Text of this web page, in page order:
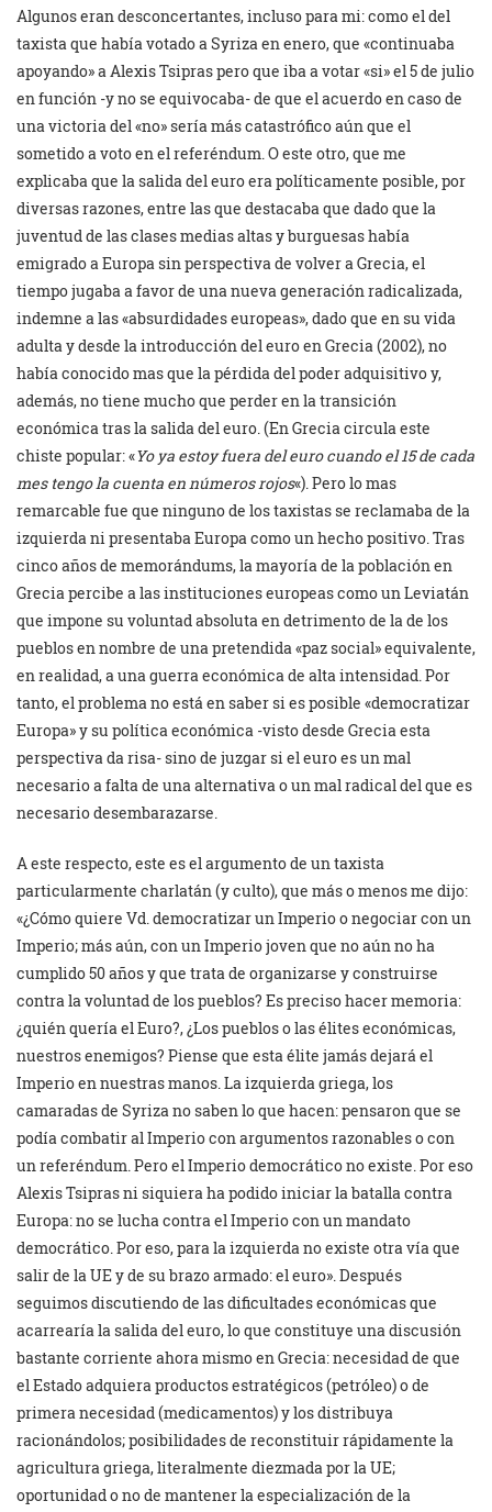
Algunos eran desconcertantes, incluso para mi: como el del
taxista que había votado a Syriza en enero, que «continuaba
apoyando» a Alexis Tsipras pero que iba a votar «si» el 5 de julio
en función -y no se equivocaba- de que el acuerdo en caso de
una victoria del «no» sería más catastrófico aún que el
sometido a voto en el referéndum. O este otro, que me
explicaba que la salida del euro era políticamente posible, por
diversas razones, entre las que destacaba que dado que la
juventud de las clases medias altas y burguesas había
emigrado a Europa sin perspectiva de volver a Grecia, el
tiempo jugaba a favor de una nueva generación radicalizada,
indemne a las «absurdidades europeas», dado que en su vida
adulta y desde la introducción del euro en Grecia (2002), no
había conocido mas que la pérdida del poder adquisitivo y,
además, no tiene mucho que perder en la transición
económica tras la salida del euro. (En Grecia circula este
chiste popular: «Yo ya estoy fuera del euro cuando el 15 de cada
mes tengo la cuenta en números rojos«). Pero lo mas
remarcable fue que ninguno de los taxistas se reclamaba de la
izquierda ni presentaba Europa como un hecho positivo. Tras
cinco años de memorándums, la mayoría de la población en
Grecia percibe a las instituciones europeas como un Leviatán
que impone su voluntad absoluta en detrimento de la de los
pueblos en nombre de una pretendida «paz social» equivalente,
en realidad, a una guerra económica de alta intensidad. Por
tanto, el problema no está en saber si es posible «democratizar
Europa» y su política económica -visto desde Grecia esta
perspectiva da risa- sino de juzgar si el euro es un mal
necesario a falta de una alternativa o un mal radical del que es
necesario desembarazarse.
A este respecto, este es el argumento de un taxista
particularmente charlatán (y culto), que más o menos me dijo:
«¿Cómo quiere Vd. democratizar un Imperio o negociar con un
Imperio; más aún, con un Imperio joven que no aún no ha
cumplido 50 años y que trata de organizarse y construirse
contra la voluntad de los pueblos? Es preciso hacer memoria:
¿quién quería el Euro?, ¿Los pueblos o las élites económicas,
nuestros enemigos? Piense que esta élite jamás dejará el
Imperio en nuestras manos. La izquierda griega, los
camaradas de Syriza no saben lo que hacen: pensaron que se
podía combatir al Imperio con argumentos razonables o con
un referéndum. Pero el Imperio democrático no existe. Por eso
Alexis Tsipras ni siquiera ha podido iniciar la batalla contra
Europa: no se lucha contra el Imperio con un mandato
democrático. Por eso, para la izquierda no existe otra vía que
salir de la UE y de su brazo armado: el euro». Después
seguimos discutiendo de las dificultades económicas que
acarrearía la salida del euro, lo que constituye una discusión
bastante corriente ahora mismo en Grecia: necesidad de que
el Estado adquiera productos estratégicos (petróleo) o de
primera necesidad (medicamentos) y los distribuya
racionándolos; posibilidades de reconstituir rápidamente la
agricultura griega, literalmente diezmada por la UE;
oportunidad o no de mantener la especialización de la